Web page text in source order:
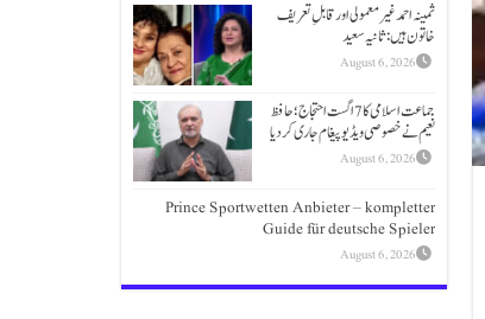
ثمینہ احمد غیر معمولی اور قابلِ تعریف
خاتون ہیں: ثانیہ سعید
August 6, 2026
جماعت اسلامی کا 7 اگست احتجاج؛حافظ
نعیم نے خصوصی ویڈیو پیغام جاری کردیا
August 6, 2026
Prince Sportwetten Anbieter – kompletter
Guide für deutsche Spieler
August 6, 2026